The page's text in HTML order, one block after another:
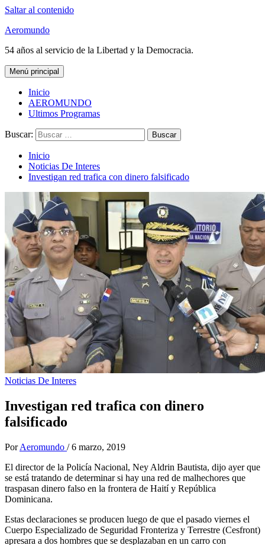
Saltar al contenido
Aeromundo
54 años al servicio de la Libertad y la Democracia.
Menú principal
Inicio
AEROMUNDO
Ultimos Programas
Buscar:
Inicio
Noticias De Interes
Investigan red trafica con dinero falsificado
Noticias De Interes
Investigan red trafica con dinero
falsificado
Por Aeromundo / 6 marzo, 2019
El director de la Policía Nacional, Ney Aldrin Bautista, dijo ayer que
se está tratando de determinar si hay una red de malhechores que
traspasan dinero falso en la frontera de Haití y República
Dominicana.
Estas declaraciones se producen luego de que el pasado viernes el
Cuerpo Especializado de Seguridad Fronteriza y Terrestre (Cesfront)
apresara a dos hombres que se desplazaban en un carro con